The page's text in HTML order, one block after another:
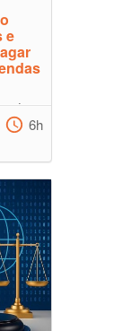
e
criar
6h